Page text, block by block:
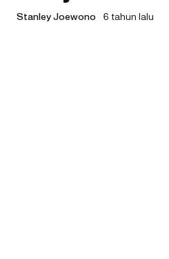
Stanley Joewono 6 tahun lalu